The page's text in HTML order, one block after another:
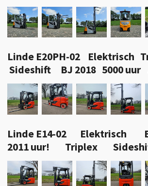
Linde E20PH-02 Elektrisch
Sideshift BJ 2018 5000 uur
Linde E14-02 Elektrisch
2011 uur! Triplex